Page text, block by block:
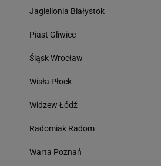
Jagiellonia Białystok
Piast Gliwice
Śląsk Wrocław
Wisła Płock
Widzew Łódź
Radomiak Radom
Warta Poznań